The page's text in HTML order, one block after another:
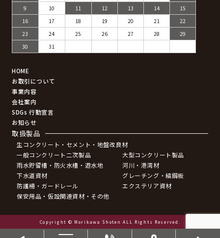
9
10 11 12 13 14
15
16
17 18 19 20 21
22
23
24 25 26 27 28
29
30
31
HOME
お取引について
事業内容
会社案内
SDGs 行動宣言
お知らせ
取扱製品
生コンクリート・セメント・地盤改良材
一般コンクリート二次製品
大型コンクリート製品
雨水貯留槽・防火水槽・遊水地
河川・港湾材
下水道資材
グレーチング・縞鋼板
防護柵・ガードレール
エクステリア資材
保安用品・仮設関連資材・その他
Copyright © Morikawa Shoten ALL Rights Reserved.